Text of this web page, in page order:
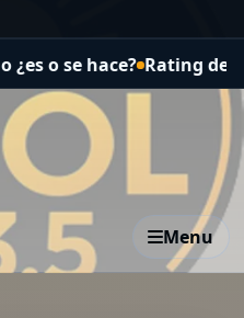
Rating del martes: Gran
Menu